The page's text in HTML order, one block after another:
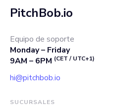
PitchBob.io
Equipo de soporte
Monday – Friday
9AM – 6PM (CET / UTC+1)
hi@pitchbob.io
SUCURSALES